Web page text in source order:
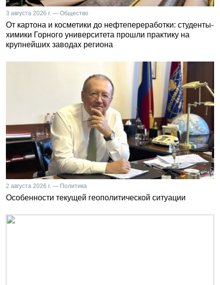
3 августа 2026 г. — Общество
От картона и косметики до нефтепереработки: студенты-
химики Горного университета прошли практику на
крупнейших заводах региона
2 августа 2026 г. — Политика
Особенности текущей геополитической ситуации